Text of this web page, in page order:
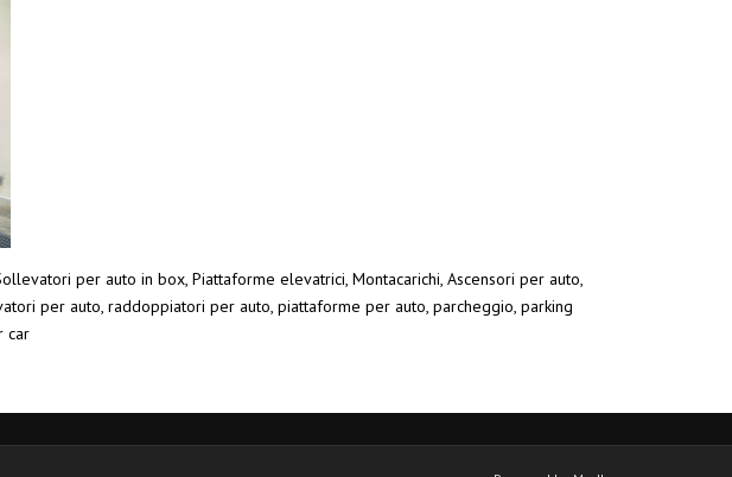
per auto in box, Piattaforme elevatrici, Montacarichi, Ascensori per auto,
per auto, raddoppiatori per auto, piattaforme per auto, parcheggio, parking
car